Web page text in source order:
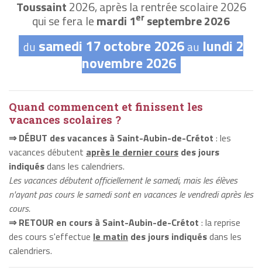
Toussaint2026, après la rentrée scolaire 2026
qui se fera lemardi 1er septembre 2026
du samedi 17 octobre 2026au lundi 2
novembre 2026
Quand commencent et finissent les
vacances scolaires ?
⇒ DÉBUT des vacances à Saint-Aubin-de-Crétot : les
vacances débutent après le dernier cours des jours
indiquésdans les calendriers.
Les vacances débutent officiellement le samedi, mais les élèves
n'ayant pas cours le samedi sont en vacances le vendredi après les
cours.
⇒ RETOUR en cours à Saint-Aubin-de-Crétot : la reprise
des cours s'effectue le matin des jours indiquésdans les
calendriers.